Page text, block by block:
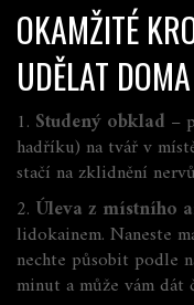
OKAMŽITÉ
UDĚLAT DOMA
1. Studený obklad –
hadříku) na tvář v
stačí na zklidnění
2. Úleva z místního
lidokainem. Naneste
nechte působit podle
minut a může vám dát